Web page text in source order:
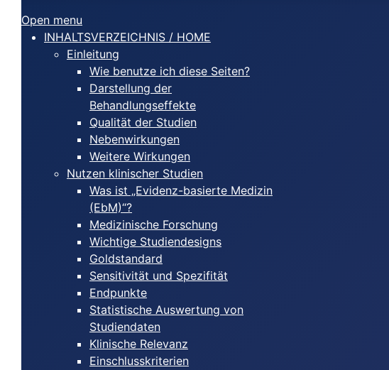
Open menu
INHALTSVERZEICHNIS / HOME
Einleitung
Wie benutze ich diese Seiten?
Darstellung der
Behandlungseffekte
Qualität der Studien
Nebenwirkungen
Weitere Wirkungen
Nutzen klinischer Studien
Was ist „Evidenz-basierte Medizin
(EbM)“?
Medizinische Forschung
Wichtige Studiendesigns
Goldstandard
Sensitivität und Spezifität
Endpunkte
Statistische Auswertung von
Studiendaten
Klinische Relevanz
Einschlusskriterien